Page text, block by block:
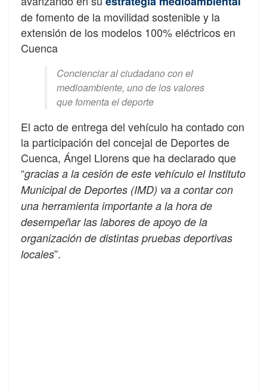
de fomento de la movilidad sostenible y la
extensión de los modelos 100% eléctricos en
Cuenca
Concienciar al ciudadano con el
medioambiente, uno de los valores
que fomenta el deporte
El acto de entrega del vehículo ha contado con
la participación del concejal de Deportes de
Cuenca, Ángel Llorens que ha declarado que
“gracias a la cesión de este vehículo el Instituto
Municipal de Deportes (IMD) va a contar con
una herramienta importante a la hora de
desempeñar las labores de apoyo de la
organización de distintas pruebas deportivas
locales”.